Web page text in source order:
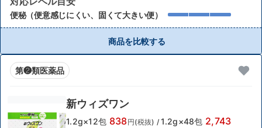
便秘（便意感じにくい、固くて大きい便）
商品を比較する
第❷類医薬品
新ウィズワン
1.2g×12包 838円(税抜) / 1.2g×48包 2,743